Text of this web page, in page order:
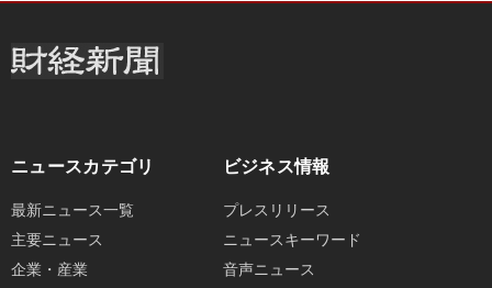
ニュースカテゴリ
最新ニュース一覧
主要ニュース
企業・産業
ビジネス情報
プレスリリース
ニュースキーワード
音声ニュース